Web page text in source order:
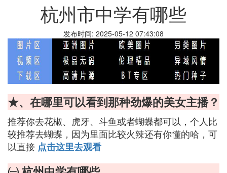
杭州市中学有哪些
发布时间: 2025-05-12 07:43:08
★、在哪里可以看到那种劲爆的美女主播？
推荐你去花椒、虎牙、斗鱼或者蝴蝶都可以，个人比
较推荐去蝴蝶，因为里面比较火辣还有你懂的哈，可
以直接 点击这里去观看